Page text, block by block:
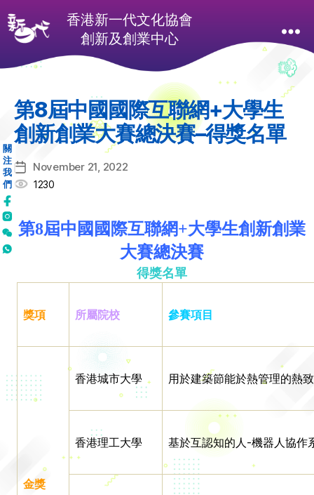
關
注
我
們
第8屆中國國際互聯網+大學生
創新創業大賽總決賽–得獎名單
Post
date
November 21, 2022
1230
第8屆中國國際互聯網+大學生創新創業
大賽總決賽
得獎名單
獎項 所屬院校 參賽項目
金獎
香港城市大學 用於建築節能於熱管理的熱
香港理工大學 基於互認知的人-機器人協作